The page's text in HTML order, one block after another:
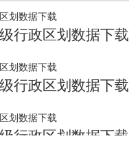
行政区划数据下载
行政区划数据下载
行政区划数据下载